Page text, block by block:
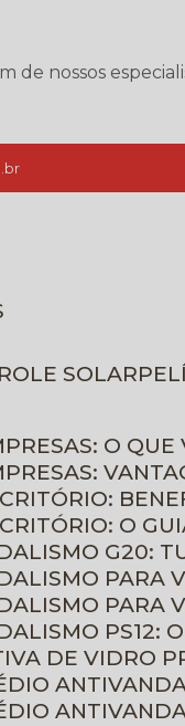
de nossos
SOLAR
O
O
G20:
PARA
PARA
PS12:
DE VIDRO